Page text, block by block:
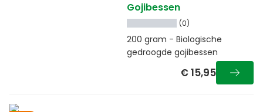
Gojibessen
(0)
200 gram - Biologische
gedroogde gojibessen
€ 15,95